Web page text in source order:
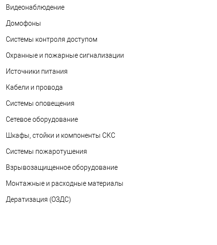
Видеонаблюдение
Домофоны
Системы контроля доступом
Охранные и пожарные сигнализации
Источники питания
Кабели и провода
Системы оповещения
Сетевое оборудование
Шкафы, стойки и компоненты СКС
Системы пожаротушения
Взрывозащищенное оборудование
Монтажные и расходные материалы
Дератизация (ОЗДС)